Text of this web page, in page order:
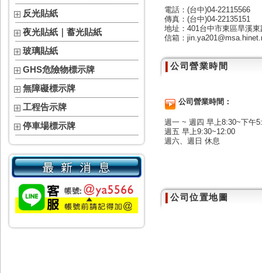
反光貼紙
夜光貼紙｜蓄光貼紙
玻璃貼紙
GHS危險物標示牌
無障礙標示牌
工程告示牌
停車場標示牌
電話：(台中)04-22115566
傳真：(台中)04-22135151
地址：401台中市東區旱溪
信箱：
公司營業時間
公司營業時間：
週一 ~ 週四 早上8:30~下午
週五 早上9:30~12:00
週六、週日 休息
公司位置地圖